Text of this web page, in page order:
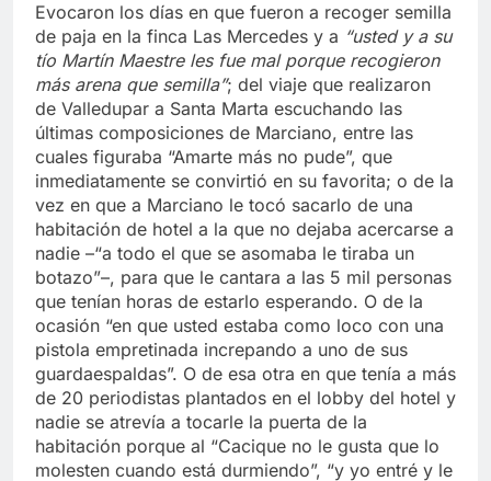
Evocaron los días en que fueron a recoger semilla
de paja en la finca Las Mercedes y a “usted y a su
tío Martín Maestre les fue mal porque recogieron
más arena que semilla”; del viaje que realizaron
de Valledupar a Santa Marta escuchando las
últimas composiciones de Marciano, entre las
cuales figuraba “Amarte más no pude”, que
inmediatamente se convirtió en su favorita; o de la
vez en que a Marciano le tocó sacarlo de una
habitación de hotel a la que no dejaba acercarse a
nadie –“a todo el que se asomaba le tiraba un
botazo”–, para que le cantara a las 5 mil personas
que tenían horas de estarlo esperando. O de la
ocasión “en que usted estaba como loco con una
pistola empretinada increpando a uno de sus
guardaespaldas”. O de esa otra en que tenía a más
de 20 periodistas plantados en el lobby del hotel y
nadie se atrevía a tocarle la puerta de la
habitación porque al “Cacique no le gusta que lo
molesten cuando está durmiendo”, “y yo entré y le